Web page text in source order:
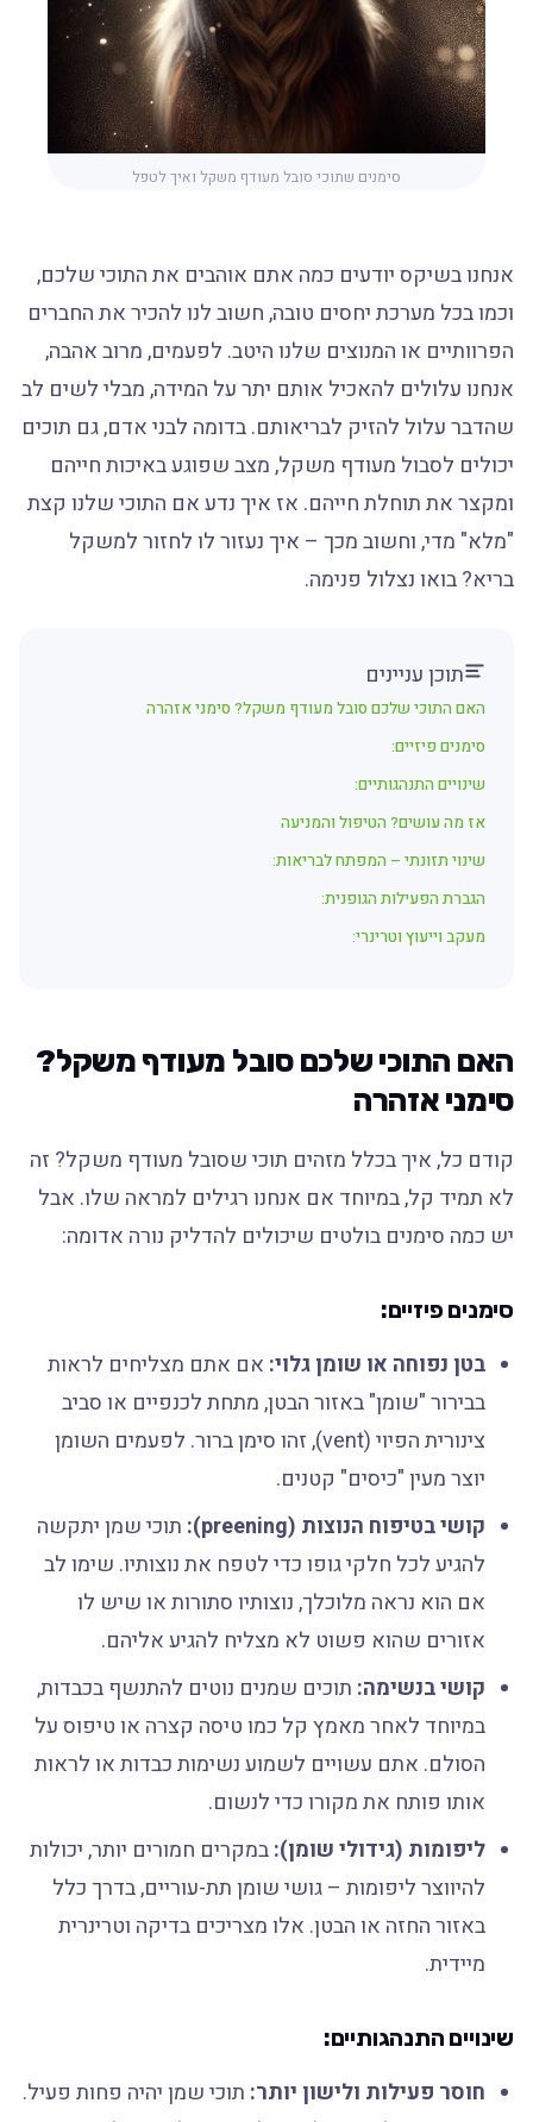
סימנים שתוכי סובל מעודף משקל ואיך לטפל
אנחנו בשיקס יודעים כמה אתם אוהבים את התוכי שלכם,
וכמו בכל מערכת יחסים טובה, חשוב לנו להכיר את החברים
הפרוותיים או המנוצים שלנו היטב. לפעמים, מרוב אהבה,
אנחנו עלולים להאכיל אותם יתר על המידה, מבלי לשים לב
שהדבר עלול להזיק לבריאותם. בדומה לבני אדם, גם תוכים
יכולים לסבול מעודף משקל, מצב שפוגע באיכות חייהם
ומקצר את תוחלת חייהם. אז איך נדע אם התוכי שלנו קצת
"מלא" מדי, וחשוב מכך – איך נעזור לו לחזור למשקל
בריא? בואו נצלול פנימה.
תוכן עניינים
האם התוכי שלכם סובל מעודף משקל? סימני אזהרה
סימנים פיזיים:
שינויים התנהגותיים:
אז מה עושים? הטיפול והמניעה
שינוי תזונתי – המפתח לבריאות:
הגברת הפעילות הגופנית:
מעקב וייעוץ וטרינרי:
האם התוכי שלכם סובל מעודף משקל?
סימני אזהרה
קודם כל, איך בכלל מזהים תוכי שסובל מעודף משקל? זה
לא תמיד קל, במיוחד אם אנחנו רגילים למראה שלו. אבל
יש כמה סימנים בולטים שיכולים להדליק נורה אדומה:
סימנים פיזיים:
בטן נפוחה או שומן גלוי:אם אתם מצליחים לראות
בבירור "שומן" באזור הבטן, מתחת לכנפיים או סביב
צינורית הפיוי (vent), זהו סימן ברור. לפעמים השומן
יוצר מעין "כיסים" קטנים.
קושי בטיפוח הנוצות (preening):
תוכי שמן יתקשה
להגיע לכל חלקי גופו כדי לטפח את נוצותיו. שימו לב
אם הוא נראה מלוכלך, נוצותיו סתורות או שיש לו
אזורים שהוא פשוט לא מצליח להגיע אליהם.
קושי בנשימה:תוכים שמנים נוטים להתנשף בכבדות,
במיוחד לאחר מאמץ קל כמו טיסה קצרה או טיפוס על
הסולם. אתם עשויים לשמוע נשימות כבדות או לראות
אותו פותח את מקורו כדי לנשום.
ליפומות (גידולי שומן):במקרים חמורים יותר, יכולות
להיווצר ליפומות – גושי שומן תת-עוריים, בדרך כלל
באזור החזה או הבטן. אלו מצריכים בדיקה וטרינרית
מיידית.
שינויים התנהגותיים:
חוסר פעילות ולישון יותר:תוכי שמן יהיה פחות פעיל.